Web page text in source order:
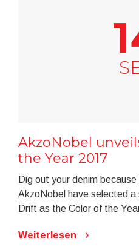
AkzoNobel
the Year 2017
Dig out your denim
AkzoNobel have selected a
Drift as the Color of the
Weiterlesen